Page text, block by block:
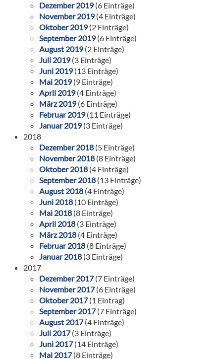
Dezember 2019(6 Einträge)
November 2019(4 Einträge)
Oktober 2019(2 Einträge)
September 2019(6 Einträge)
August 2019(2 Einträge)
Juli 2019(3 Einträge)
Juni 2019(13 Einträge)
Mai 2019(9 Einträge)
April 2019(4 Einträge)
März 2019(6 Einträge)
Februar 2019(11 Einträge)
Januar 2019(3 Einträge)
2018
Dezember 2018(5 Einträge)
November 2018(8 Einträge)
Oktober 2018(4 Einträge)
September 2018(13 Einträge)
August 2018(4 Einträge)
Juni 2018(10 Einträge)
Mai 2018(8 Einträge)
April 2018(3 Einträge)
März 2018(4 Einträge)
Februar 2018(8 Einträge)
Januar 2018(3 Einträge)
2017
Dezember 2017(7 Einträge)
November 2017(6 Einträge)
Oktober 2017(1 Eintrag)
September 2017(7 Einträge)
August 2017(4 Einträge)
Juli 2017(3 Einträge)
Juni 2017(14 Einträge)
Mai 2017(8 Einträge)